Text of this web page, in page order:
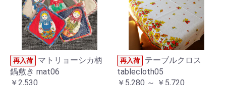
再入荷
マトリョーシカ柄
鍋敷き mat06
￥2,530
再入荷
テーブルクロス
tablecloth05
￥5,280 ～ ￥5,720